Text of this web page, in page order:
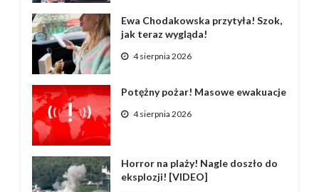
Ewa Chodakowska przytyła! Szok,
jak teraz wygląda!
4 sierpnia 2026
Potężny pożar! Masowe ewakuacje
4 sierpnia 2026
Horror na plaży! Nagle doszło do
eksplozji! [VIDEO]